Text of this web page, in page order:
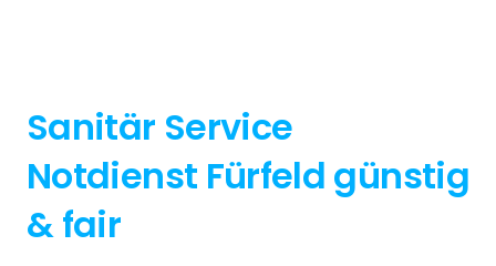
Sanitär Service
Notdienst Fürfeld günstig
& fair